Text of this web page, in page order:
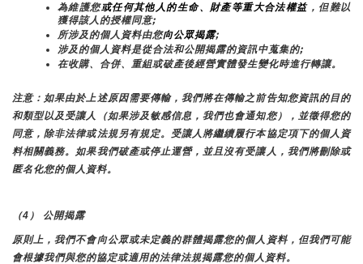
為維護您或任何其他人的生命、財產等重大合法權益，但難以
獲得該人的授權同意;
所涉及的個人資料由您向公眾揭露;
涉及的個人資料是從合法和公開揭露的資訊中蒐集的;
在收購、合併、重組或破產後經營實體發生變化時進行轉讓。
注意：如果由於上述原因需要傳輸，我們將在傳輸之前告知您資訊的目的
和類型以及受讓人（如果涉及敏感信息，我們也會通知您），並徵得您的
同意，除非法律或法規另有規定。受讓人將繼續履行本協定項下的個人資
料相關義務。如果我們破產或停止運營，並且沒有受讓人，我們將刪除或
匿名化您的個人資料。
（4） 公開揭露
原則上，我們不會向公眾或未定義的群體揭露您的個人資料，但我們可能
會根據我們與您的協定或適用的法律法規揭露您的個人資料。